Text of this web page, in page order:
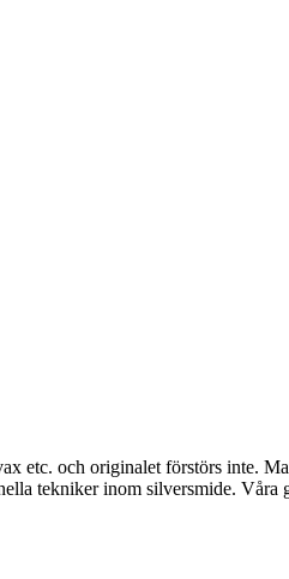
etc. och originalet förstörs inte.
tekniker inom silversmide.